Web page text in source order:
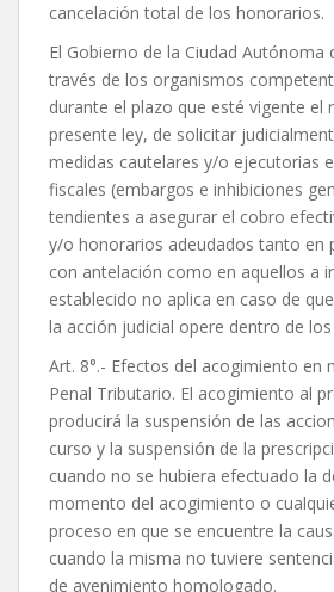
cancelación total de los honorarios.
El Gobierno de la Ciudad Autónoma
través de los organismos
durante el plazo que esté vigente el
presente ley, de solicitar
medidas cautelares y/o ejecutorias
fiscales (embargos e inhibiciones
tendientes a asegurar el cobro
y/o honorarios adeudados tanto en
con antelación como en aquellos a
establecido no aplica en caso de
la acción judicial opere dentro de los
Art. 8°.- Efectos del acogimiento en
Penal Tributario. El acogimiento al
producirá la suspensión de las
curso y la suspensión de la
cuando no se hubiera efectuado la
momento del acogimiento o
proceso en que se encuentre la
cuando la misma no tuviere
de avenimiento homologado.